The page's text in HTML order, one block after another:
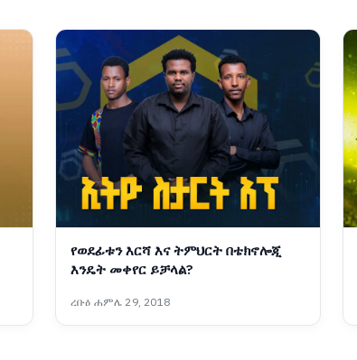
የወደፊቱን እርሻ እና ትምህርት በቴክኖሎጂ
እንዴት መቀየር ይቻላል?
ረቡዕ ሐምሌ 29, 2018